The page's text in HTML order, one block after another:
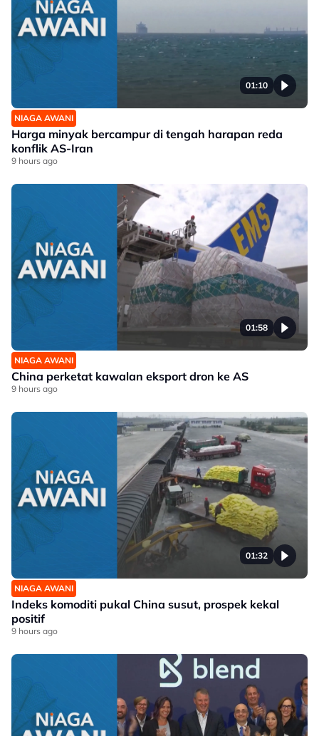
01:10
NIAGA AWANI
Harga minyak bercampur di tengah harapan reda
konflik AS-Iran
9 hours ago
01:58
NIAGA AWANI
China perketat kawalan eksport dron ke AS
9 hours ago
01:32
NIAGA AWANI
Indeks komoditi pukal China susut, prospek kekal
positif
9 hours ago